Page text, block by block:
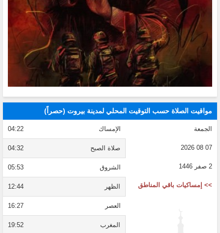
مواقيت الصلاة حسب التوقيت المحلي لمدينة بيروت (حصراً)
الجمعة
07 08 2026
2 صفر 1446
>> إمساكيات باقي المناطق
الإمساك 04:22
صلاة الصبح 04:32
الشروق 05:53
الظهر 12:44
العصر 16:27
المغرب 19:52